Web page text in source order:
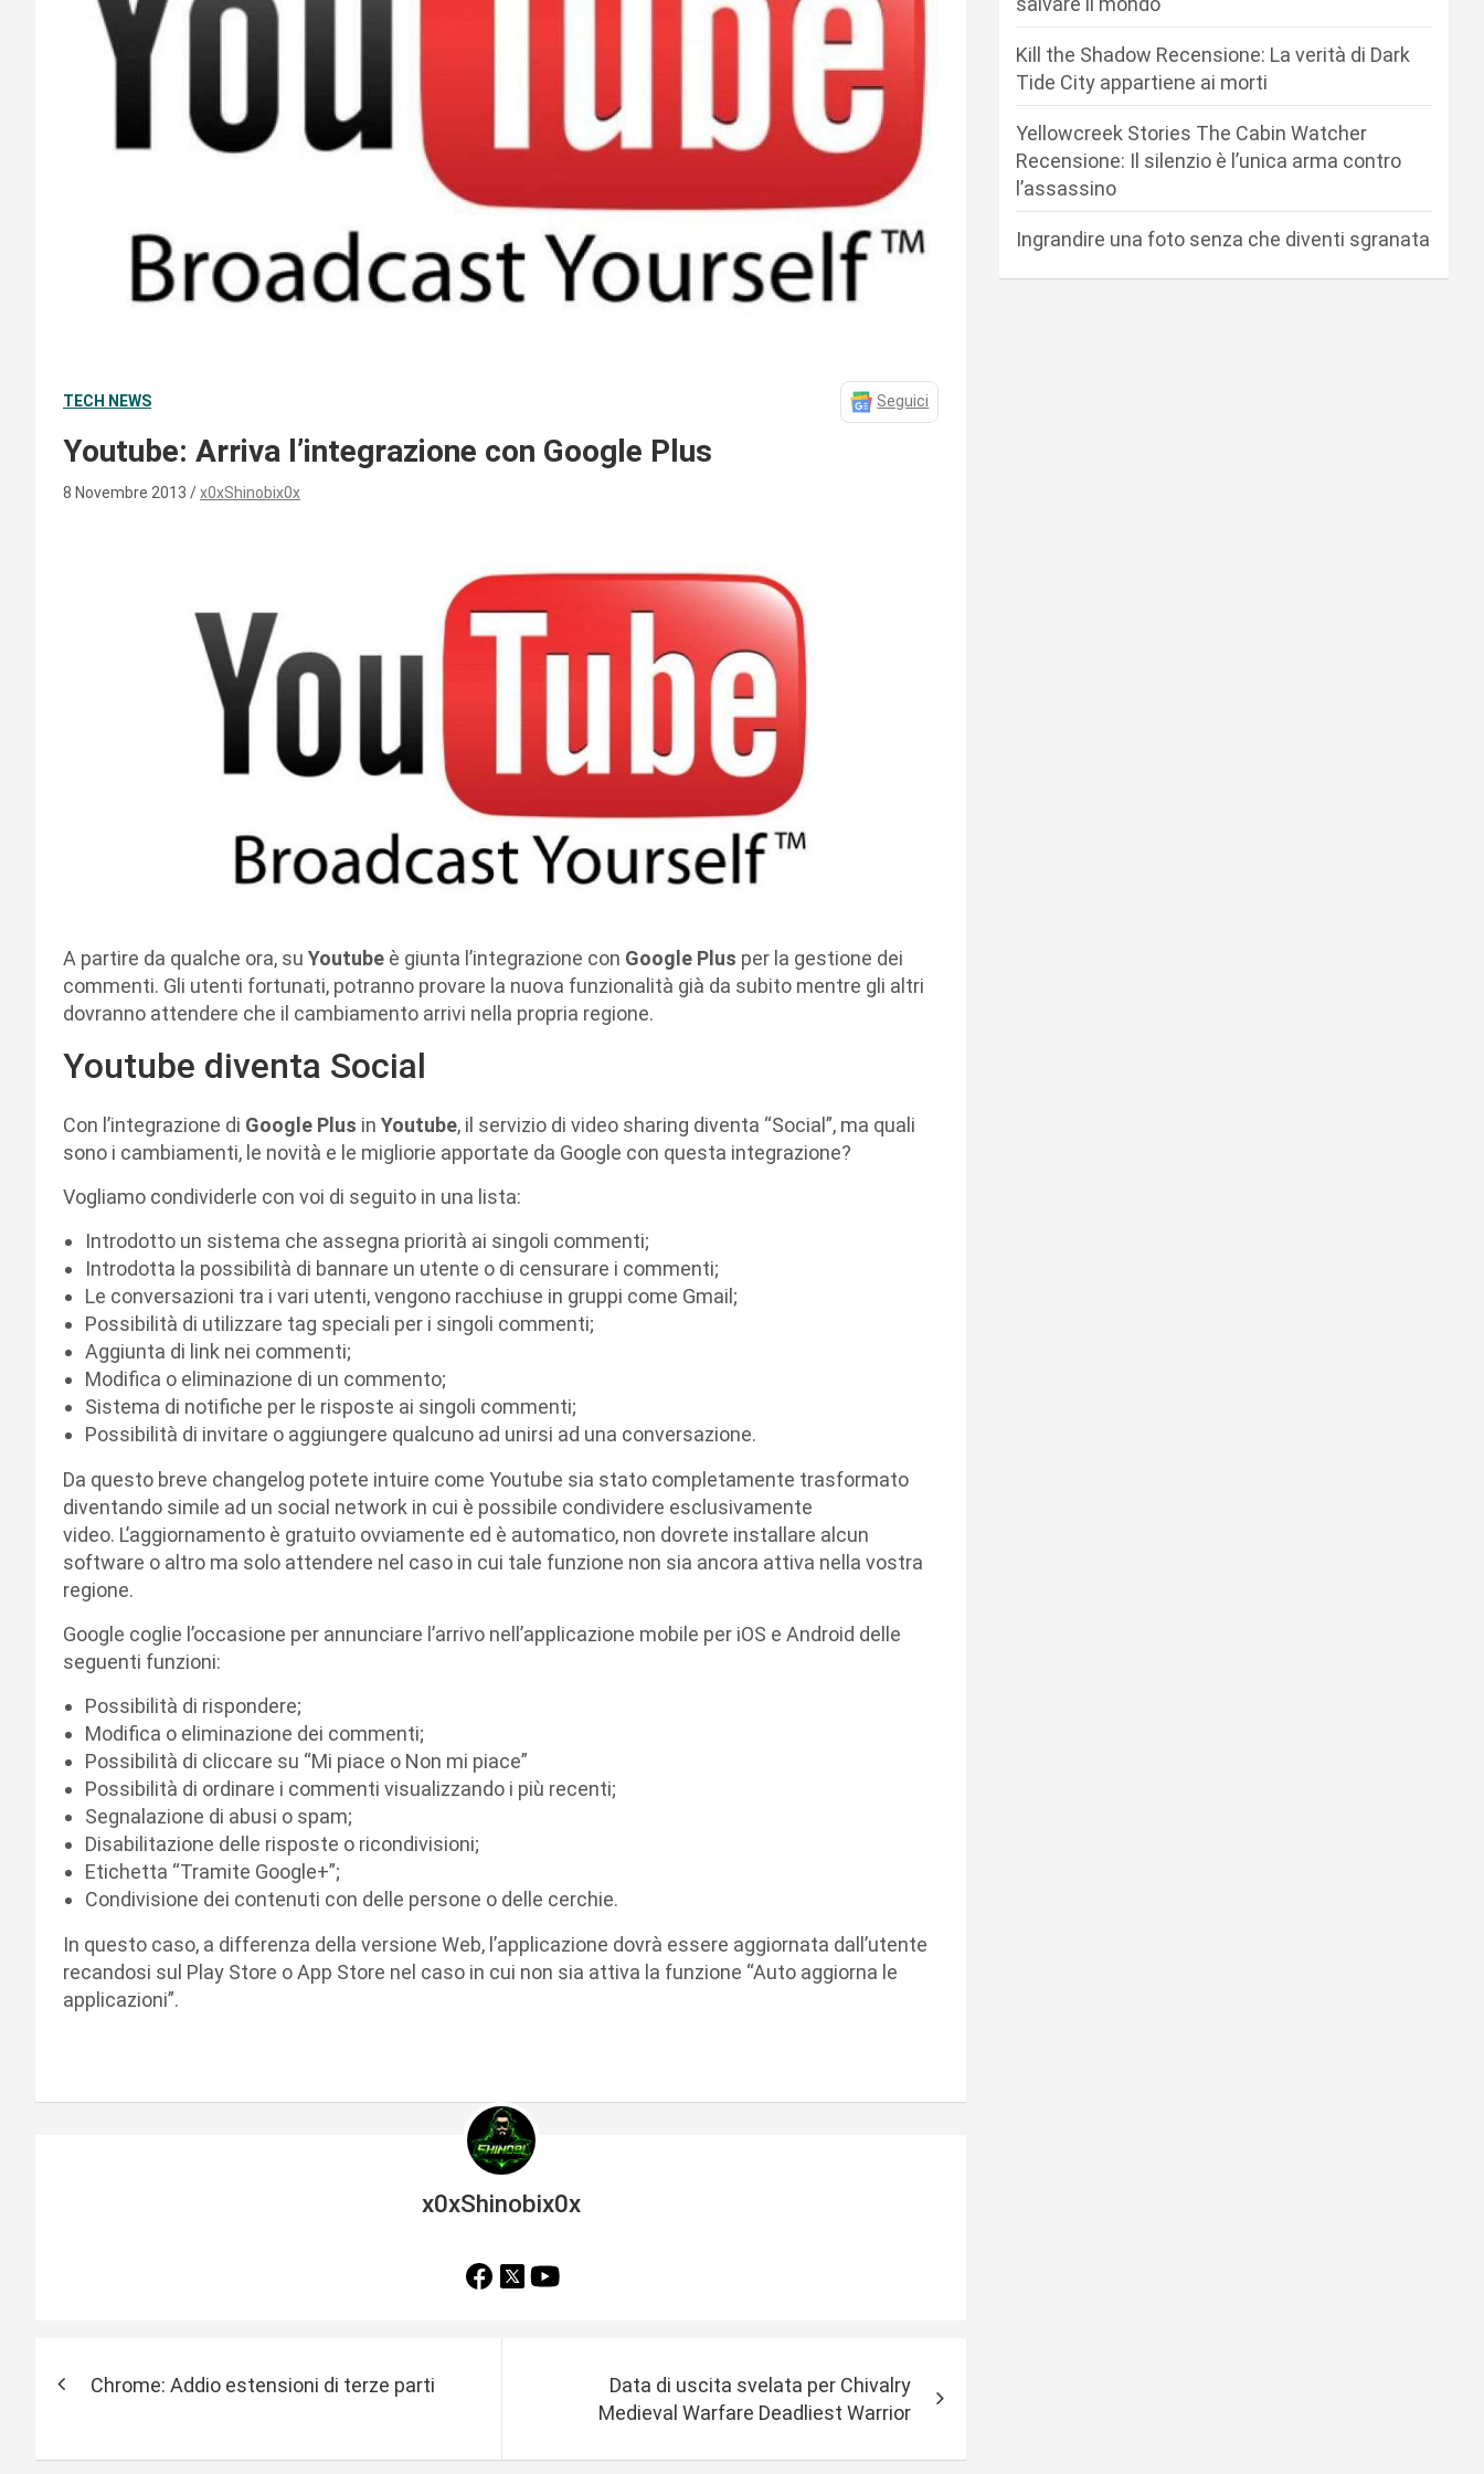
TECH NEWS Seguici
Youtube: Arriva l’integrazione con Google Plus
8 Novembre 2013 x0xShinobix0x
A partire da qualche ora, su Youtube è giunta l’integrazione con Google Plus per la gestione dei
commenti. Gli utenti fortunati, potranno provare la nuova funzionalità già da subito mentre gli altri
dovranno attendere che il cambiamento arrivi nella propria regione.
Youtube diventa Social
Con l’integrazione di Google Plus in Youtube, il servizio di video sharing diventa “Social”, ma quali
sono i cambiamenti, le novità e le migliorie apportate da Google con questa integrazione?
Vogliamo condividerle con voi di seguito in una lista:
Introdotto un sistema che assegna priorità ai singoli commenti;
Introdotta la possibilità di bannare un utente o di censurare i commenti;
Le conversazioni tra i vari utenti, vengono racchiuse in gruppi come Gmail;
Possibilità di utilizzare tag speciali per i singoli commenti;
Aggiunta di link nei commenti;
Modifica o eliminazione di un commento;
Sistema di notifiche per le risposte ai singoli commenti;
Possibilità di invitare o aggiungere qualcuno ad unirsi ad una conversazione.
Da questo breve changelog potete intuire come Youtube sia stato completamente trasformato
diventando simile ad un social network in cui è possibile condividere esclusivamente
video. L’aggiornamento è gratuito ovviamente ed è automatico, non dovrete installare alcun
software o altro ma solo attendere nel caso in cui tale funzione non sia ancora attiva nella vostra
regione.
Google coglie l’occasione per annunciare l’arrivo nell’applicazione mobile per iOS e Android delle
seguenti funzioni:
Possibilità di rispondere;
Modifica o eliminazione dei commenti;
Possibilità di cliccare su “Mi piace o Non mi piace”
Possibilità di ordinare i commenti visualizzando i più recenti;
Segnalazione di abusi o spam;
Disabilitazione delle risposte o ricondivisioni;
Etichetta “Tramite Google+”;
Condivisione dei contenuti con delle persone o delle cerchie.
In questo caso, a differenza della versione Web, l’applicazione dovrà essere aggiornata dall’utente
recandosi sul Play Store o App Store nel caso in cui non sia attiva la funzione “Auto aggiorna le
applicazioni”.
x0xShinobix0x
v
Chrome: Addio estensioni di terze parti
Data di uscita svelata per Chivalry
Medieval Warfare Deadliest Warrior
Kill the Shadow Recensione: La verità di Dark
Tide City appartiene ai morti
Yellowcreek Stories The Cabin Watcher
Recensione: Il silenzio è l’unica arma contro
l’assassino
Ingrandire una foto senza che diventi sgranata